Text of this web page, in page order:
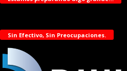
Sin Efectivo, Sin Preocupaciones.